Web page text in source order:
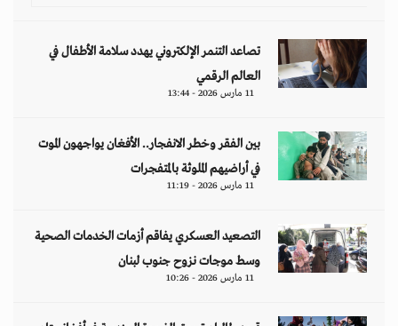
تصاعد التنمر الإلكتروني يهدد سلامة الأطفال في
العالم الرقمي
11 مارس 2026 - 13:44
بين الفقر وخطر الانفجار.. الأفغان يواجهون الموت
في أراضيهم الملوثة بالمتفجرات
11 مارس 2026 - 11:19
التصعيد العسكري يفاقم أزمات الخدمات الصحية
وسط موجات نزوح جنوب لبنان
11 مارس 2026 - 10:26